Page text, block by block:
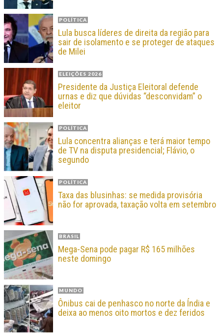
POLÍTICA
Lula busca líderes de direita da região para
sair de isolamento e se proteger de ataques
de Milei
ELEIÇÕES 2026
Presidente da Justiça Eleitoral defende
urnas e diz que dúvidas “desconvidam” o
eleitor
POLÍTICA
Lula concentra alianças e terá maior tempo
de TV na disputa presidencial; Flávio, o
segundo
POLÍTICA
Taxa das blusinhas: se medida provisória
não for aprovada, taxação volta em setembro
BRASIL
Mega-Sena pode pagar R$ 165 milhões
neste domingo
MUNDO
Ônibus cai de penhasco no norte da Índia e
deixa ao menos oito mortos e dez feridos